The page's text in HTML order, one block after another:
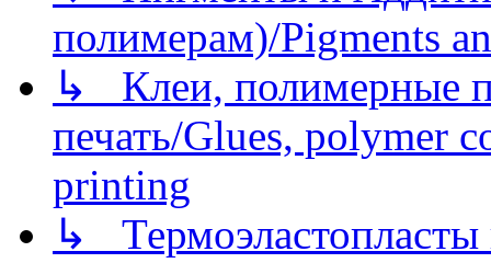
полимерам)/Pigments
↳ Клеи, полимерные
печать/Glues, polymer
printing
↳